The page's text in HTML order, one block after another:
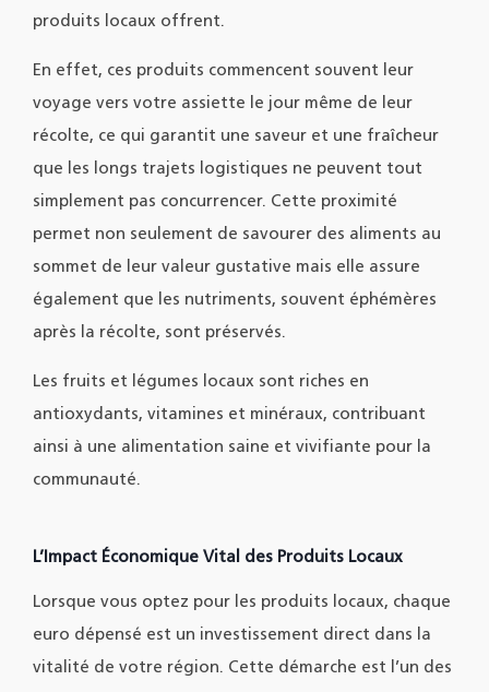
produits locaux offrent.
En effet, ces produits commencent souvent leur
voyage vers votre assiette le jour même de leur
récolte, ce qui garantit une saveur et une fraîcheur
que les longs trajets logistiques ne peuvent tout
simplement pas concurrencer. Cette proximité
permet non seulement de savourer des aliments au
sommet de leur valeur gustative mais elle assure
également que les nutriments, souvent éphémères
après la récolte, sont préservés.
Les fruits et légumes locaux sont riches en
antioxydants, vitamines et minéraux, contribuant
ainsi à une alimentation saine et vivifiante pour la
communauté.
L’Impact Économique Vital des Produits Locaux
Lorsque vous optez pour les produits locaux, chaque
euro dépensé est un investissement direct dans la
vitalité de votre région. Cette démarche est l’un des